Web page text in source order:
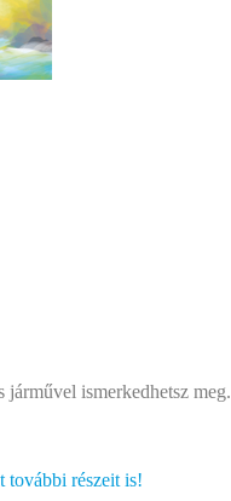
ismerkedhetsz meg.
további részeit is!